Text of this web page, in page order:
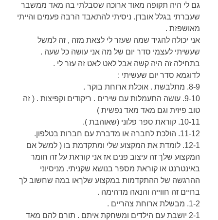
גם לי היה תקופה מאוד ארוכה שסבלתי בה מאד ממשבר
שעברתי בגלל אובדן. ניסיתי להתאבד הרבה פעמים והייתי
מאושפזת .
אני יכולה להגיד שמה שעזר לי לצאת מזה , זה למשל
שעשיתי לעצמי סדר יום של מה אני עושה כל שעה .
בתחילה זה היה קשה אבל לאט לאט זה עזר לי .
לדוגמא סדר יום שעשיתי :
8-9. מתלבשת . אוכלת ארוחת בוקר .
9-10. עושה התעמלות עם שירים . ריקודים וקפיצות . ( זה
טוב פיזית וגם מאד מאד נפשית )
10-11. קוראת ספר פלוני (שאוהבת ).
11-12. הולכת לחברה או מדברת עם חברות בטלפון.
12-1. לומדת את המקצוע שלי ומתקדמת בו ( למשל אם
המקצוע שלך זה עיצוב פנים אז אני קוראת על זה חומר
באינטרנט או קוראת מספר בנושא שקניתי. מניסיוני
ההרגשה של ההתקדמות במקצוע שלךאו במה שחשוב לך
בחיים זה חווייה והנאה מדהימה .
1-2. מבשלת ארוחת צהריים .
2-1 יושבת עם הילדים ומשחקת איתם . תורם להם מאד